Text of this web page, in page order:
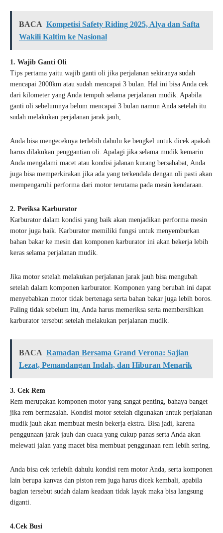
BACA Kompetisi Safety Riding 2025, Alya dan Safta
Wakili Kaltim ke Nasional
1. Wajib Ganti Oli
Tips pertama yaitu wajib ganti oli jika perjalanan sekiranya sudah
mencapai 2000km atau sudah mencapai 3 bulan. Hal ini bisa Anda cek
dari kilometer yang Anda tempuh selama perjalanan mudik. Apabila
ganti oli sebelumnya belum mencapai 3 bulan namun Anda setelah itu
sudah melakukan perjalanan jarak jauh,
Anda bisa mengeceknya terlebih dahulu ke bengkel untuk dicek apakah
harus dilakukan penggantian oli. Apalagi jika selama mudik kemarin
Anda mengalami macet atau kondisi jalanan kurang bersahabat, Anda
juga bisa memperkirakan jika ada yang terkendala dengan oli pasti akan
mempengaruhi performa dari motor terutama pada mesin kendaraan.
2. Periksa Karburator
Karburator dalam kondisi yang baik akan menjadikan performa mesin
motor juga baik. Karburator memiliki fungsi untuk menyemburkan
bahan bakar ke mesin dan komponen karburator ini akan bekerja lebih
keras selama perjalanan mudik.
Jika motor setelah melakukan perjalanan jarak jauh bisa mengubah
setelah dalam komponen karburator. Komponen yang berubah ini dapat
menyebabkan motor tidak bertenaga serta bahan bakar juga lebih boros.
Paling tidak sebelum itu, Anda harus memeriksa serta membersihkan
karburator tersebut setelah melakukan perjalanan mudik.
BACA Ramadan Bersama Grand Verona: Sajian
Lezat, Pemandangan Indah, dan Hiburan Menarik
3. Cek Rem
Rem merupakan komponen motor yang sangat penting, bahaya banget
jika rem bermasalah. Kondisi motor setelah digunakan untuk perjalanan
mudik jauh akan membuat mesin bekerja ekstra. Bisa jadi, karena
penggunaan jarak jauh dan cuaca yang cukup panas serta Anda akan
melewati jalan yang macet bisa membuat penggunaan rem lebih sering.
Anda bisa cek terlebih dahulu kondisi rem motor Anda, serta komponen
lain berupa kanvas dan piston rem juga harus dicek kembali, apabila
bagian tersebut sudah dalam keadaan tidak layak maka bisa langsung
diganti.
4.Cek Busi